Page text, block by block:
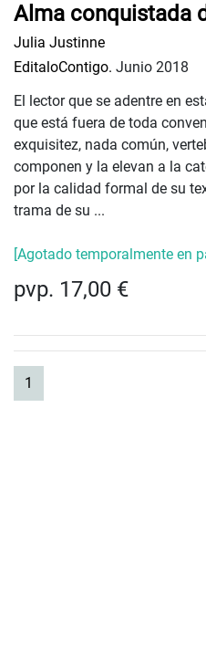
Alma conquistada
Julia Justinne
EditaloContigo. Junio 2018
El lector que se adentre en
que está fuera de toda
exquisitez, nada común,
componen y la elevan a la
por la calidad formal de su
trama de su ...
[Agotado temporalmente en
pvp. 17,00 €
1